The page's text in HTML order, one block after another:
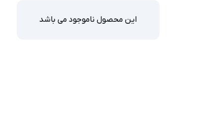
این محصول ناموجود می باشد